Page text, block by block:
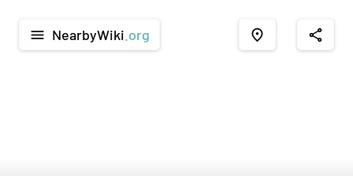
menu NearbyWiki .org place share